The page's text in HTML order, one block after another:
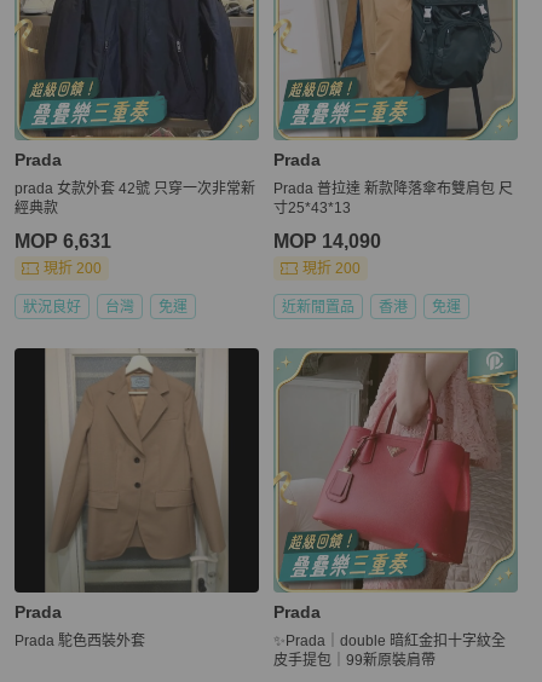
Prada
prada 女款外套 42號 只穿一次非常新
經典款
MOP 6,631
現折 200
狀況良好 台灣 免運
Prada
Prada 普拉達 新款降落傘布雙肩包 尺
寸25*43*13
MOP 14,090
現折 200
近新閒置品 香港 免運
Prada
Prada 駝色西裝外套
Prada
✨Prada｜double 暗紅金扣十字紋全
皮手提包｜99新原裝肩帶